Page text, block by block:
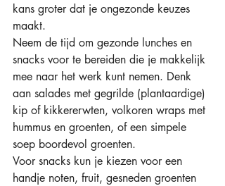
kans groter dat je ongezonde keuzes
maakt.
Neem de tijd om gezonde lunches en
snacks voor te bereiden die je makkelijk
mee naar het werk kunt nemen. Denk
aan salades met gegrilde (plantaardige)
kip of kikkererwten, volkoren wraps met
hummus en groenten, of een simpele
soep boordevol groenten.
Voor snacks kun je kiezen voor een
handje noten, fruit, gesneden groenten